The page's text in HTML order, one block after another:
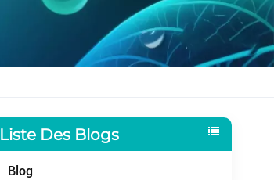
日本語
Türkçe
Liste Des Blogs
Blog